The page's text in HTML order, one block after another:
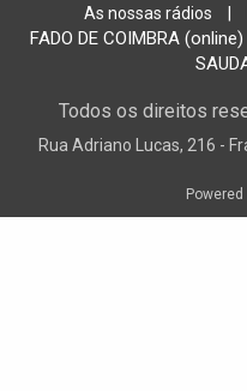
As nossas rádios
FADO DE COIMBRA (online)
Todos os direitos
Rua Adriano Lucas, 216 -
Powered